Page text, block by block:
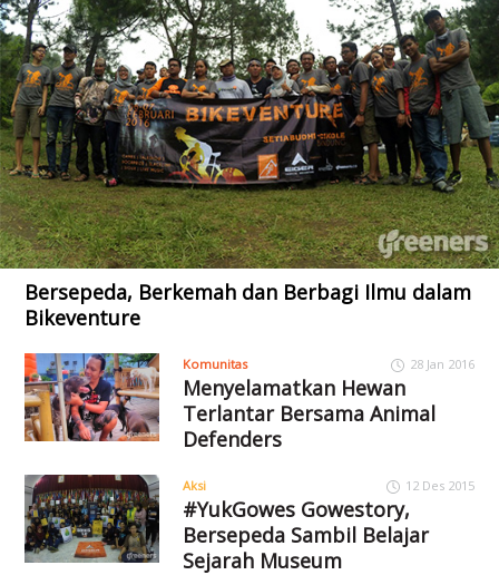
Bersepeda, Berkemah dan Berbagi Ilmu dalam
Bikeventure
Komunitas 28 Jan 2016
Menyelamatkan Hewan
Terlantar Bersama Animal
Defenders
Aksi 12 Des 2015
#YukGowes Gowestory,
Bersepeda Sambil Belajar
Sejarah Museum